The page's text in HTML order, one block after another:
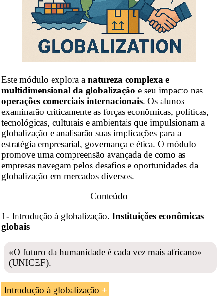
Este módulo explora a natureza complexa e
multidimensional da globalização e seu impacto nas
operações comerciais internacionais. Os alunos
examinarão criticamente as forças econômicas, políticas,
tecnológicas, culturais e ambientais que impulsionam a
globalização e analisarão suas implicações para a
estratégia empresarial, governança e ética. O módulo
promove uma compreensão avançada de como as
empresas navegam pelos desafios e oportunidades da
globalização em mercados diversos.
Conteúdo
1- Introdução à globalização. Instituições econômicas
globais
«O futuro da humanidade é cada vez mais africano»
(UNICEF).
Introdução à globalização